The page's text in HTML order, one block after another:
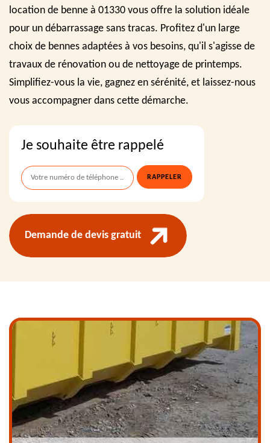
location de benne à 01330 vous offre la solution idéale
pour un débarrassage sans tracas. Profitez d'un large
choix de bennes adaptées à vos besoins, qu'il s'agisse de
travaux de rénovation ou de nettoyage de printemps.
Simplifiez-vous la vie, gagnez en sérénité, et laissez-nous
vous accompagner dans cette démarche.
Je souhaite être rappelé
Demande de devis gratuit